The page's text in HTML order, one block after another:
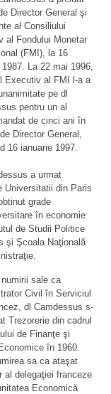
Director General şi
al Consiliului
al Fondului Monetar
(FMI), la 16
1987. La 22 mai 1996,
Executiv al FMI l-a a
pe dl
pentru un al
de cinci ani în
Director General,
16 ianuarie 1997.
a urmat
Universitatii din Paris
grade
în economie
de Studii Politice
şi Şcoala Naţională
numirii sale ca
Civil în Serviciul
dl Camdessus s-
Trezorerie din cadrul
de Finanţe şi
în 1960.
sa ca ataşat
al delegaţiei franceze
Economică